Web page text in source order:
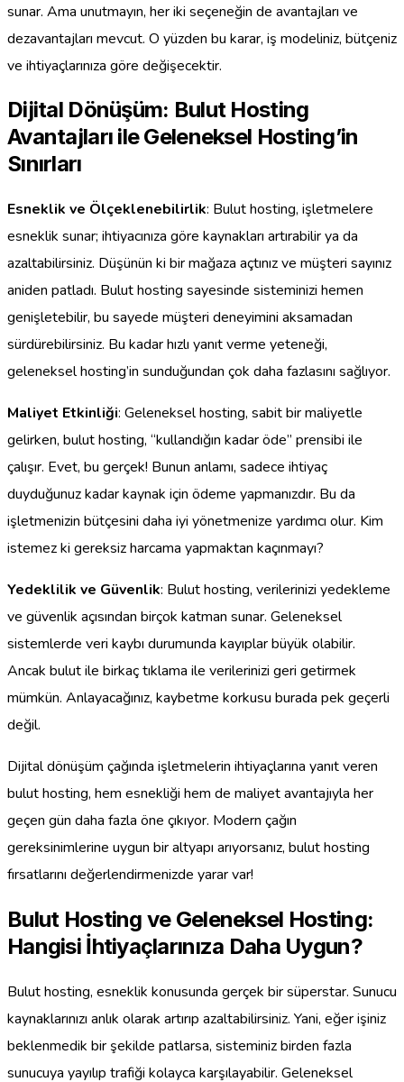
sunar. Ama unutmayın, her iki seçeneğin de avantajları ve
dezavantajları mevcut. O yüzden bu karar, iş modeliniz, bütçeniz
ve ihtiyaçlarınıza göre değişecektir.
Dijital Dönüşüm: Bulut Hosting
Avantajları ile Geleneksel Hosting’in
Sınırları
Esneklik ve Ölçeklenebilirlik: Bulut hosting, işletmelere
esneklik sunar; ihtiyacınıza göre kaynakları artırabilir ya da
azaltabilirsiniz. Düşünün ki bir mağaza açtınız ve müşteri sayınız
aniden patladı. Bulut hosting sayesinde sisteminizi hemen
genişletebilir, bu sayede müşteri deneyimini aksamadan
sürdürebilirsiniz. Bu kadar hızlı yanıt verme yeteneği,
geleneksel hosting’in sunduğundan çok daha fazlasını sağlıyor.
Maliyet Etkinliği: Geleneksel hosting, sabit bir maliyetle
gelirken, bulut hosting, “kullandığın kadar öde” prensibi ile
çalışır. Evet, bu gerçek! Bunun anlamı, sadece ihtiyaç
duyduğunuz kadar kaynak için ödeme yapmanızdır. Bu da
işletmenizin bütçesini daha iyi yönetmenize yardımcı olur. Kim
istemez ki gereksiz harcama yapmaktan kaçınmayı?
Yedeklilik ve Güvenlik: Bulut hosting, verilerinizi yedekleme
ve güvenlik açısından birçok katman sunar. Geleneksel
sistemlerde veri kaybı durumunda kayıplar büyük olabilir.
Ancak bulut ile birkaç tıklama ile verilerinizi geri getirmek
mümkün. Anlayacağınız, kaybetme korkusu burada pek geçerli
değil.
Dijital dönüşüm çağında işletmelerin ihtiyaçlarına yanıt veren
bulut hosting, hem esnekliği hem de maliyet avantajıyla her
geçen gün daha fazla öne çıkıyor. Modern çağın
gereksinimlerine uygun bir altyapı arıyorsanız, bulut hosting
fırsatlarını değerlendirmenizde yarar var!
Bulut Hosting ve Geleneksel Hosting:
Hangisi İhtiyaçlarınıza Daha Uygun?
Bulut hosting, esneklik konusunda gerçek bir süperstar. Sunucu
kaynaklarınızı anlık olarak artırıp azaltabilirsiniz. Yani, eğer işiniz
beklenmedik bir şekilde patlarsa, sisteminiz birden fazla
sunucuya yayılıp trafiği kolayca karşılayabilir. Geleneksel